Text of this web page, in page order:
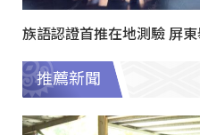
族語認證首推在地測驗 屏
推薦新聞